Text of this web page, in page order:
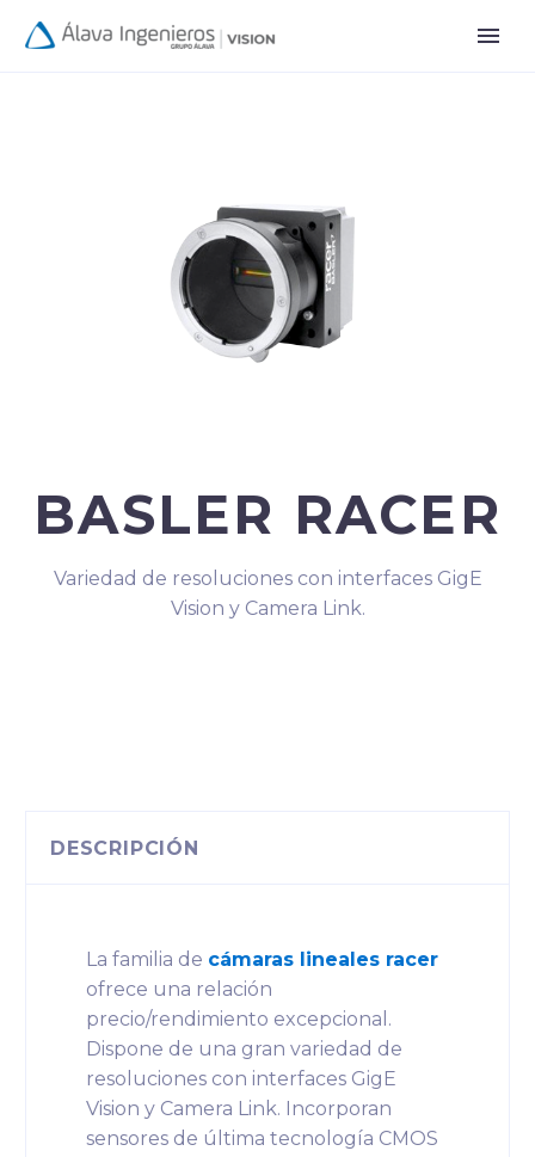
BASLER RACER
Variedad de resoluciones con interfaces GigE
Vision y Camera Link.
DESCRIPCIÓN
La familia de cámaras lineales racer
ofrece una relación
precio/rendimiento excepcional.
Dispone de una gran variedad de
resoluciones con interfaces GigE
Vision y Camera Link. Incorporan
sensores de última tecnología CMOS